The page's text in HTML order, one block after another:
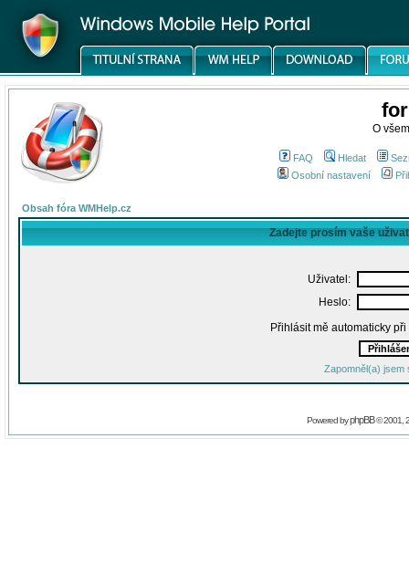
O
FAQ Hledat
Osobní nastavení
Obsah fóra WMHelp.cz
Zadejte prosím vaše
Uživatel:
Heslo:
Přihlásit mě automaticky
Zapomněl(a) jsem
Powered byphpBB© 2001,